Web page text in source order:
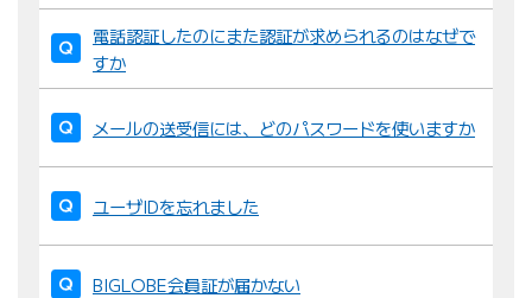
電話認証したのにまた認証が求められるのはなぜで
すか
メールの送受信には、どのパスワードを使いますか
ユーザIDを忘れました
BIGLOBE会員証が届かない